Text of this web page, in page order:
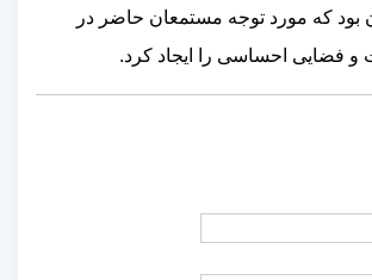
بود که مورد توجه مستمعان حاضر در
و فضایی احساسی را ایجاد کرد.